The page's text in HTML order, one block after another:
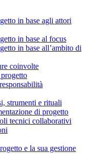
in base agli attori
in base al focus
in base all’ambito di
coinvolte
strumenti e rituali
di progetto
tecnici collaborativi
e la sua gestione